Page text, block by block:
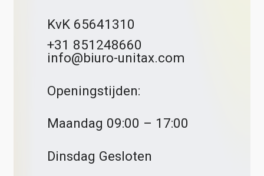
KvK 65641310
+31 851248660
info@biuro-unitax.com
Openingstijden:
Maandag 09:00 – 17:00
Dinsdag Gesloten